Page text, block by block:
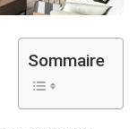
Sommaire